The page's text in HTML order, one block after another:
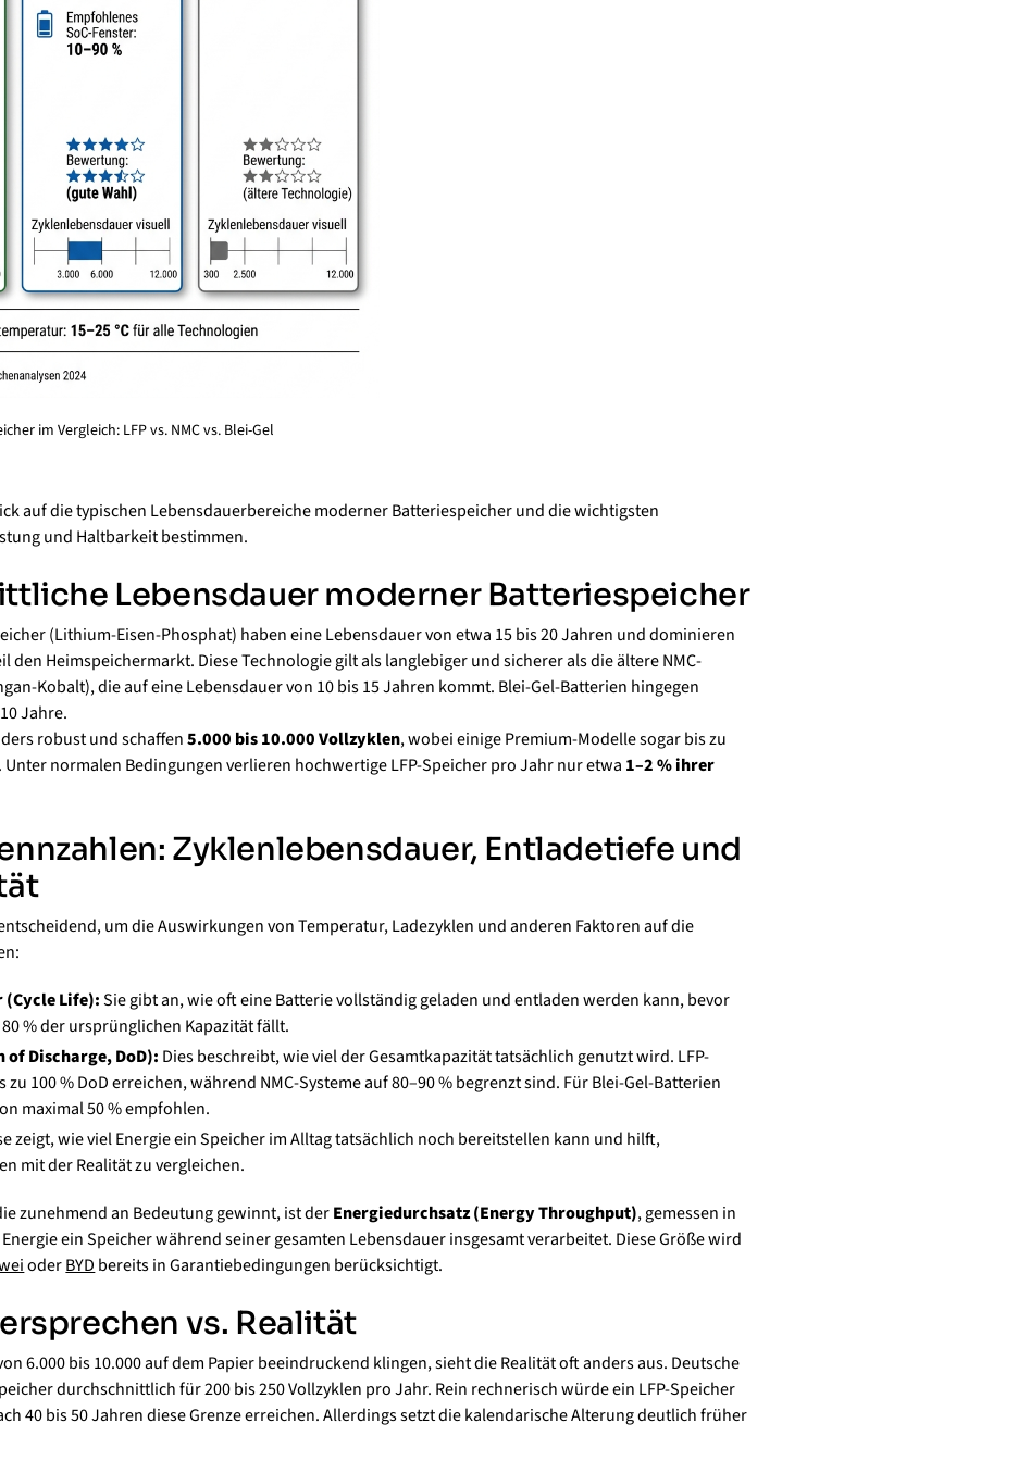
im Vergleich: LFP vs. NMC vs. Blei-Gel
auf die typischen Lebensdauerbereiche moderner Batteriespeicher und die wichtigsten
und Haltbarkeit bestimmen.
Lebensdauer moderner Batteriespeicher
(Lithium-Eisen-Phosphat) haben eine Lebensdauer von etwa 15 bis 20 Jahren und dominieren
den Heimspeichermarkt. Diese Technologie gilt als langlebiger und sicherer als die ältere NMC-
Kobalt), die auf eine Lebensdauer von 10 bis 15 Jahren kommt. Blei-Gel-Batterien hingegen
Jahre.
robust und schaffen5.000 bis 10.000 Vollzyklen, wobei einige Premium-Modelle sogar bis zu
Unter normalen Bedingungen verlieren hochwertige LFP-Speicher pro Jahr nur etwa 1–2 % ihrer
Zyklenlebensdauer, Entladetiefe und
um die Auswirkungen von Temperatur, Ladezyklen und anderen Faktoren auf die
(Cycle Life):Sie gibt an, wie oft eine Batterie vollständig geladen und entladen werden kann, bevor
% der ursprünglichen Kapazität fällt.
Discharge, DoD): Dies beschreibt, wie viel der Gesamtkapazität tatsächlich genutzt wird. LFP-
100 % DoD erreichen, während NMC-Systeme auf 80–90 % begrenzt sind. Für Blei-Gel-Batterien
maximal 50 % empfohlen.
zeigt, wie viel Energie ein Speicher im Alltag tatsächlich noch bereitstellen kann und hilft,
mit der Realität zu vergleichen.
zunehmend an Bedeutung gewinnt, ist derEnergiedurchsatz (Energy Throughput), gemessen in
ein Speicher während seiner gesamten Lebensdauer insgesamt verarbeitet. Diese Größe wird
oderBYD bereits in Garantiebedingungen berücksichtigt.
vs. Realität
6.000 bis 10.000 auf dem Papier beeindruckend klingen, sieht die Realität oft anders aus. Deutsche
durchschnittlich für 200 bis 250 Vollzyklen pro Jahr. Rein rechnerisch würde ein LFP-Speicher
40 bis 50 Jahren diese Grenze erreichen. Allerdings setzt die kalendarische Alterung deutlich früher